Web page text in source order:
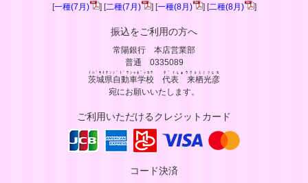
[一種(7月) ] [二種(7月) ] [一種(8月) ] [二種(8月) ]
振込をご利用の方へ
常陽銀行 本店営業部
普通 0335089
茨城県自動車学校
ｲﾊﾞﾗｷｹﾝｼﾞﾄﾞｳｼｬｶﾞｯｺｳ
代表 来栖光彦
ﾀﾞｲﾋｮｳｸﾙｽﾐﾂﾋｺ
宛にお願いいたします。
ご利用いただけるクレジットカード
コード決済